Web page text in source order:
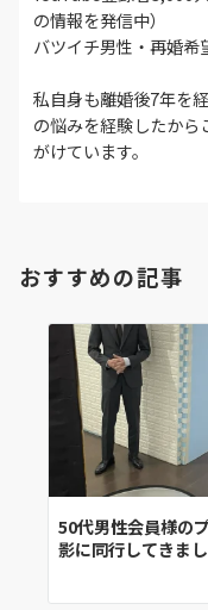
の情報を発信中）
バツイチ男性・再婚
私自身も離婚後7年を
の悩みを経験したか
がけています。
おすすめの記事
50代男性会員様の
影に同行してきまし